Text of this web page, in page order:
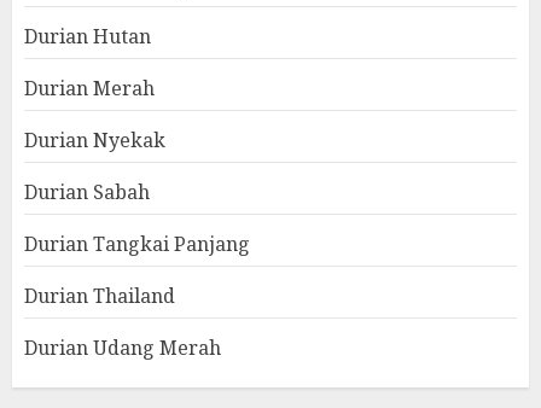
Durian Hutan
Durian Merah
Durian Nyekak
Durian Sabah
Durian Tangkai Panjang
Durian Thailand
Durian Udang Merah